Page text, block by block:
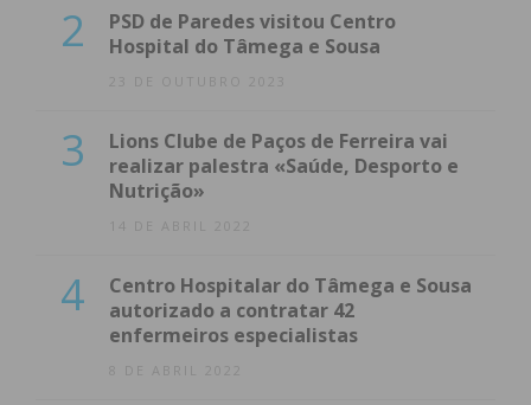
2
PSD de Paredes visitou Centro
Hospital do Tâmega e Sousa
23 DE OUTUBRO 2023
3
Lions Clube de Paços de Ferreira vai
realizar palestra «Saúde, Desporto e
Nutrição»
14 DE ABRIL 2022
4
Centro Hospitalar do Tâmega e Sousa
autorizado a contratar 42
enfermeiros especialistas
8 DE ABRIL 2022